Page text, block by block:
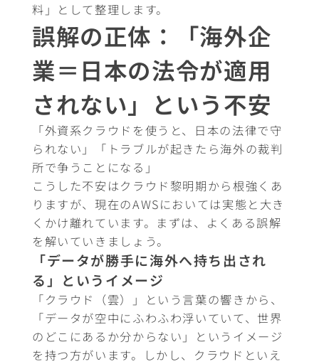
料」として整理します。
誤解の正体：「海外企
業＝日本の法令が適用
されない」という不安
「外資系クラウドを使うと、日本の法律で守
られない」「トラブルが起きたら海外の裁判
所で争うことになる」
こうした不安はクラウド黎明期から根強くあ
りますが、現在のAWSにおいては実態と大き
くかけ離れています。まずは、よくある誤解
を解いていきましょう。
「データが勝手に海外へ持ち出され
る」というイメージ
「クラウド（雲）」という言葉の響きから、
「データが空中にふわふわ浮いていて、世界
のどこにあるか分からない」というイメージ
を持つ方がいます。しかし、クラウドといえ